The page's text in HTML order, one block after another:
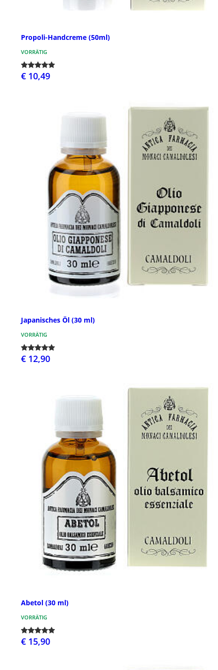
Propoli-Handcreme (50ml)
VORRÄTIG
€ 10,49
Japanisches Öl (30 ml)
VORRÄTIG
€ 12,90
Abetol (30 ml)
VORRÄTIG
€ 15,90